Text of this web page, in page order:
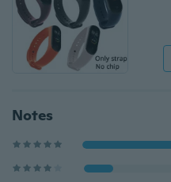
Notes